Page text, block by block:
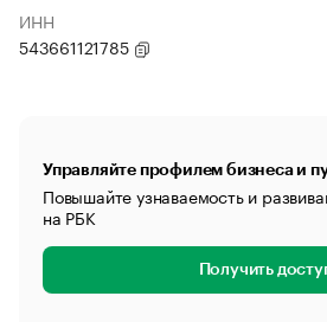
ИНН
543661121785
Управляйте профилем бизнеса и
Повышайте узнаваемость и
на РБК
Получить